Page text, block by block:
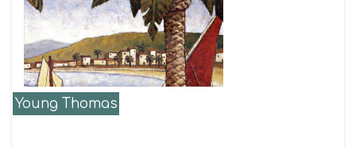
Young Thomas